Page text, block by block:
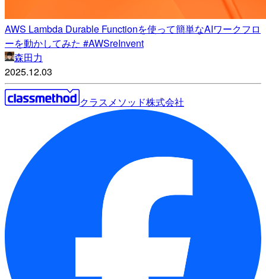
AWS Lambda Durable Functionを使って簡単なAIワークフロ
ーを動かしてみた #AWSreInvent
森田力
2025.12.03
クラスメソッド株式会社